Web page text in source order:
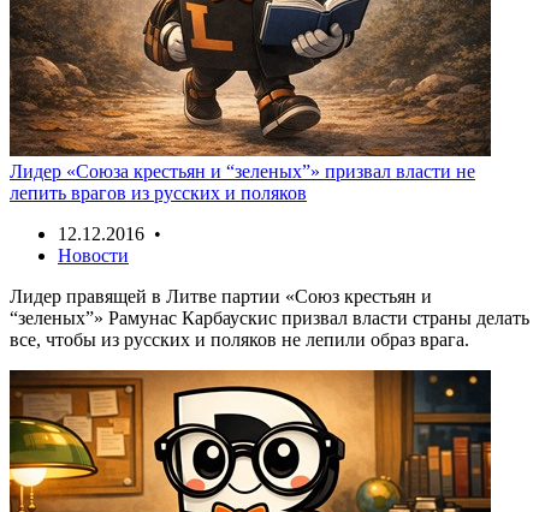
Лидер «Союза крестьян и “зеленых”» призвал власти не
лепить врагов из русских и поляков
12.12.2016 •
Новости
Лидер правящей в Литве партии «Союз крестьян и
“зеленых”» Рамунас Карбаускис призвал власти страны делать
все, чтобы из русских и поляков не лепили образ врага.